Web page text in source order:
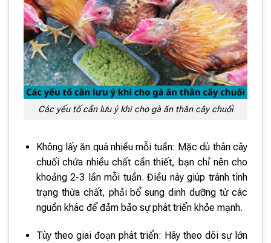
Các yếu tố cần lưu ý khi cho gà ăn thân cây chuối
Không lấy ăn quá nhiều mỗi tuần: Mặc dù thân cây
chuối chứa nhiều chất cần thiết, bạn chỉ nên cho
khoảng 2-3 lần mỗi tuần. Điều này giúp tránh tình
trạng thừa chất, phải bổ sung dinh dưỡng từ các
nguồn khác để đảm bảo sự phát triển khỏe mạnh.
Tùy theo giai đoạn phát triển: Hãy theo dõi sự lớn